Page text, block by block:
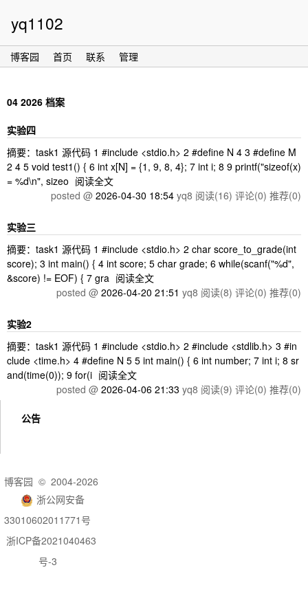
yq1102
博客园 首页 联系 管理
04 2026 档案
实验四
摘要：task1 源代码 1 #include <stdio.h> 2 #define N 4 3 #define M
2 4 5 void test1() { 6 int x[N] = {1, 9, 8, 4}; 7 int i; 8 9 printf("sizeof(x)
= %d\n", sizeo 阅读全文
posted @ 2026-04-30 18:54 yq8 阅读(16) 评论(0) 推荐(0)
实验三
摘要：task1 源代码 1 #include <stdio.h> 2 char score_to_grade(int
score); 3 int main() { 4 int score; 5 char grade; 6 while(scanf("%d",
&score) != EOF) { 7 gra 阅读全文
posted @ 2026-04-20 21:51 yq8 阅读(8) 评论(0) 推荐(0)
实验2
摘要：task1 源代码 1 #include <stdio.h> 2 #include <stdlib.h> 3 #in
clude <time.h> 4 #define N 5 5 int main() { 6 int number; 7 int i; 8 sr
and(time(0)); 9 for(i 阅读全文
posted @ 2026-04-06 21:33 yq8 阅读(9) 评论(0) 推荐(0)
公告
博客园 © 2004-2026
浙公网安备
33010602011771号
浙ICP备2021040463
号-3